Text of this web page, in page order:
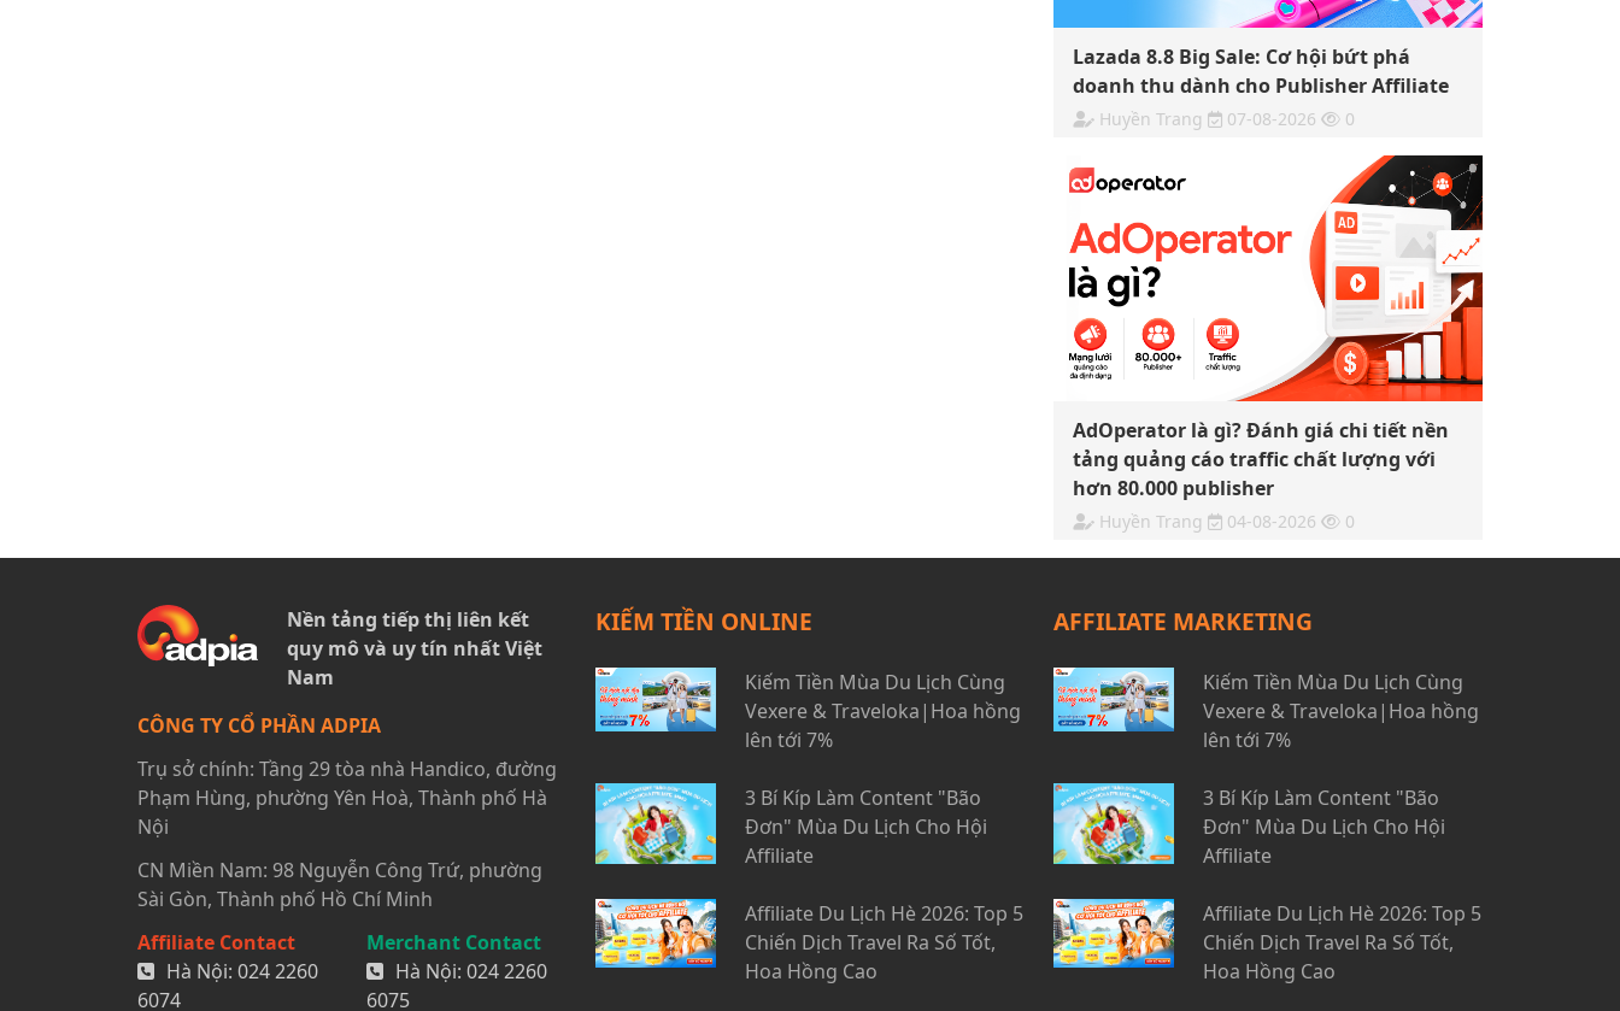
Lazada 8.8 Big Sale: Cơ hội bứt phá
doanh thu dành cho Publisher Affiliate
Huyền Trang 07-08-2026 0
AdOperator là gì? Đánh giá chi tiết nền
tảng quảng cáo traffic chất lượng với
hơn 80.000 publisher
Huyền Trang 04-08-2026 0
Nền tảng tiếp thị liên kết
quy mô và uy tín nhất Việt
Nam
CÔNG TY CỔ PHẦN ADPIA
Trụ sở chính: Tầng 29 tòa nhà Handico, đường
Phạm Hùng, phường Yên Hoà, Thành phố Hà
Nội
CN Miền Nam: 98 Nguyễn Công Trứ, phường
Sài Gòn, Thành phố Hồ Chí Minh
Affiliate Contact
Hà Nội: 024 2260
6074
Merchant Contact
Hà Nội: 024 2260
6075
KIẾM TIỀN ONLINE
Kiếm Tiền Mùa Du Lịch Cùng
Vexere & Traveloka|Hoa hồng
lên tới 7%
3 Bí Kíp Làm Content "Bão
Đơn" Mùa Du Lịch Cho Hội
Affiliate
Affiliate Du Lịch Hè 2026: Top 5
Chiến Dịch Travel Ra Số Tốt,
Hoa Hồng Cao
AFFILIATE MARKETING
Kiếm Tiền Mùa Du Lịch Cùng
Vexere & Traveloka|Hoa hồng
lên tới 7%
3 Bí Kíp Làm Content "Bão
Đơn" Mùa Du Lịch Cho Hội
Affiliate
Affiliate Du Lịch Hè 2026: Top 5
Chiến Dịch Travel Ra Số Tốt,
Hoa Hồng Cao